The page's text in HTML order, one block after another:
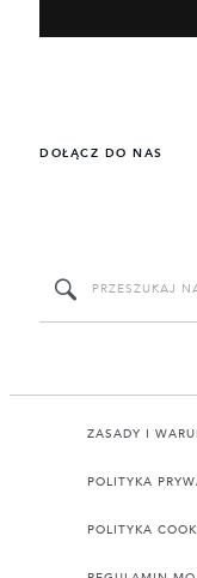
DOŁĄCZ DO NAS
ZASADY I
POLITYKA
POLITYKA